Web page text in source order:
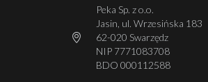
Peka Sp. z o.o.
Jasin, ul. Wrzesińska 183
62-020 Swarzędz
NIP 7771083708
BDO 000112588